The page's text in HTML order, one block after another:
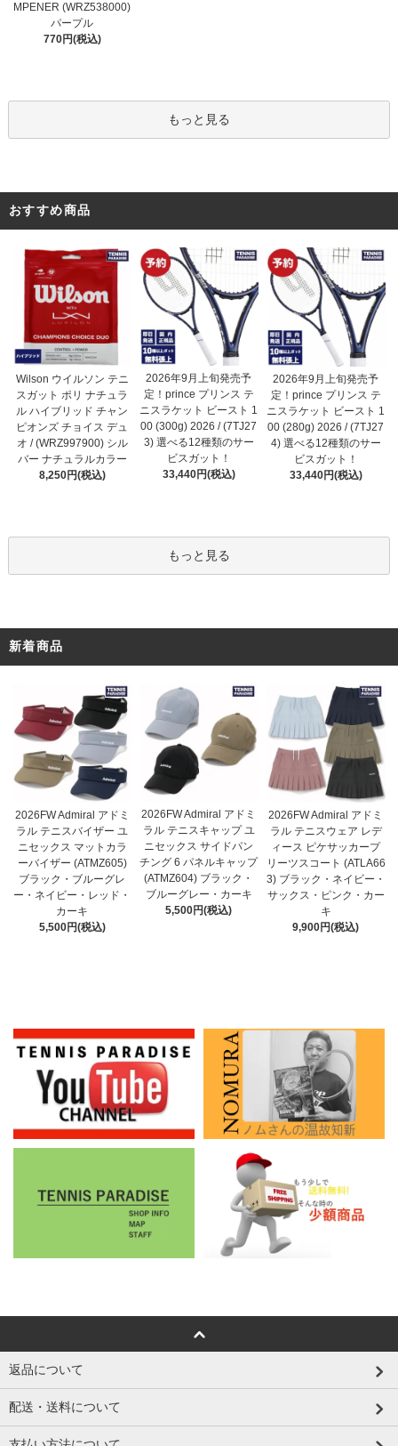
MPENER (WRZ538000)
パープル
770円(税込)
もっと見る
おすすめ商品
Wilson ウイルソン テニ
スガット ポリ ナチュラ
ル ハイブリッド チャン
ピオンズ チョイス デュ
オ / (WRZ997900) シル
バー ナチュラルカラー
8,250円(税込)
2026年9月上旬発売予
定！prince プリンス テ
ニスラケット ビースト 1
00 (300g) 2026 / (7TJ27
3) 選べる12種類のサー
ビスガット！
33,440円(税込)
2026年9月上旬発売予
定！prince プリンス テ
ニスラケット ビースト 1
00 (280g) 2026 / (7TJ27
4) 選べる12種類のサー
ビスガット！
33,440円(税込)
もっと見る
新着商品
2026FW Admiral アドミ
ラル テニスバイザー ユ
ニセックス マットカラ
ーバイザー (ATMZ605)
ブラック・ブルーグレ
ー・ネイビー・レッド・
カーキ
5,500円(税込)
2026FW Admiral アドミ
ラル テニスキャップ ユ
ニセックス サイドパン
チング 6 パネルキャップ
(ATMZ604) ブラック・
ブルーグレー・カーキ
5,500円(税込)
2026FW Admiral アドミ
ラル テニスウェア レデ
ィース ピケサッカープ
リーツスコート (ATLA66
3) ブラック・ネイビー・
サックス・ピンク・カー
キ
9,900円(税込)
返品について
配送・送料について